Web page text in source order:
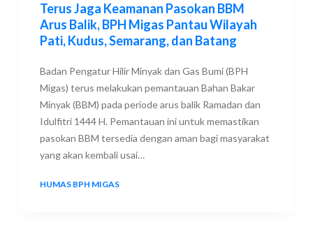
Terus Jaga Keamanan Pasokan BBM
Arus Balik, BPH Migas Pantau Wilayah
Pati, Kudus, Semarang, dan Batang
Badan Pengatur Hilir Minyak dan Gas Bumi (BPH
Migas) terus melakukan pemantauan Bahan Bakar
Minyak (BBM) pada periode arus balik Ramadan dan
Idulfitri 1444 H. Pemantauan ini untuk memastikan
pasokan BBM tersedia dengan aman bagi masyarakat
yang akan kembali usai…
HUMAS BPH MIGAS